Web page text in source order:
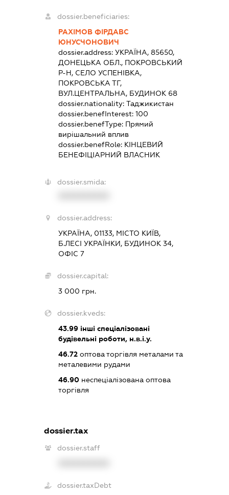
dossier.beneficiaries:
РАХІМОВ ФІРДАВС
ЮНУСЧОНОВИЧ
dossier.address: УКРАЇНА, 85650,
ДОНЕЦЬКА ОБЛ., ПОКРОВСЬКИЙ
Р-Н, СЕЛО УСПЕНІВКА,
ПОКРОВСЬКА ТГ,
ВУЛ.ЦЕНТРАЛЬНА, БУДИНОК 68
dossier.nationality: Таджикистан
dossier.benefInterest: 100
dossier.benefType: Прямий
вирішальний вплив
dossier.benefRole: КІНЦЕВИЙ
БЕНЕФІЦІАРНИЙ ВЛАСНИК
dossier.smida:
dossier.address:
УКРАЇНА, 01133, МІСТО КИЇВ,
Б.ЛЕСІ УКРАЇНКИ, БУДИНОК 34,
ОФІС 7
dossier.capital:
3 000 грн.
dossier.kveds:
43.99інші спеціалізовані
будівельні роботи, н.в.і.у.
46.72оптова торгівля металами та
металевими рудами
46.90неспеціалізована оптова
торгівля
dossier.tax
dossier.staff
dossier.taxDebt